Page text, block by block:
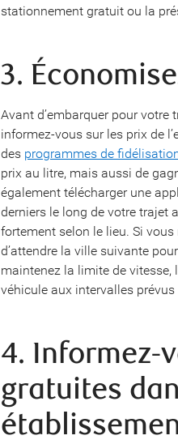
stationnement gratuit ou la
3.
Avant d’embarquer pour votre
informez-vous sur les prix de
des programmes de
prix au litre, mais aussi de
également télécharger une
derniers le long de votre trajet
fortement selon le lieu. Si
d’attendre la ville suivante
maintenez la limite de vitesse,
véhicule aux intervalles
4. Informez-
gratuites